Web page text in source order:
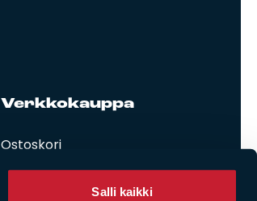
Salli kaikki
Verk­ko­kaup­pa
Ostoskori